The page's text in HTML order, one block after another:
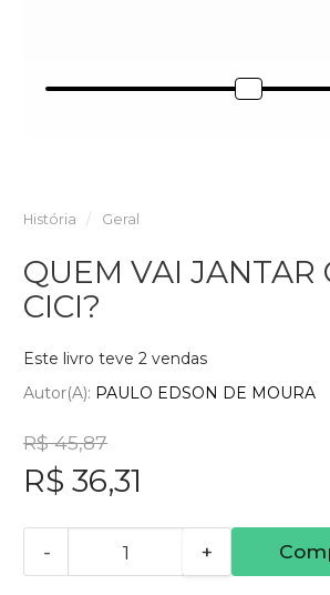
História Geral
QUEM VAI JANTAR
CICI?
Este livro teve 2 vendas
Autor(a): PAULO EDSON DE MOURA
R$ 45,87
R$ 36,31
- +